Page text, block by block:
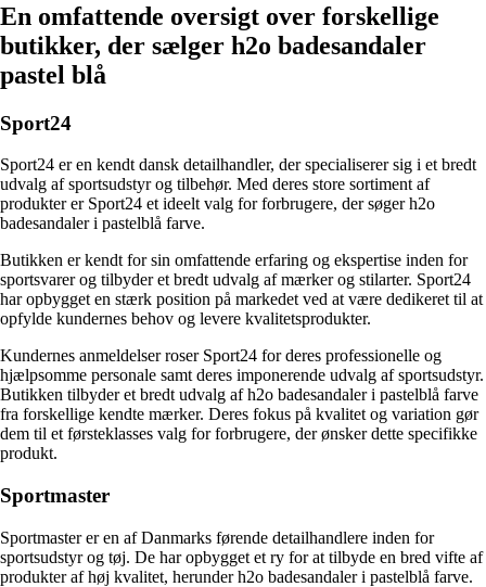
En omfattende oversigt over forskellige
butikker, der sælger h2o badesandaler
pastel blå
Sport24
Sport24 er en kendt dansk detailhandler, der specialiserer sig i et bredt
udvalg af sportsudstyr og tilbehør. Med deres store sortiment af
produkter er Sport24 et ideelt valg for forbrugere, der søger h2o
badesandaler i pastelblå farve.
Butikken er kendt for sin omfattende erfaring og ekspertise inden for
sportsvarer og tilbyder et bredt udvalg af mærker og stilarter. Sport24
har opbygget en stærk position på markedet ved at være dedikeret til at
opfylde kundernes behov og levere kvalitetsprodukter.
Kundernes anmeldelser roser Sport24 for deres professionelle og
hjælpsomme personale samt deres imponerende udvalg af sportsudstyr.
Butikken tilbyder et bredt udvalg af h2o badesandaler i pastelblå farve
fra forskellige kendte mærker. Deres fokus på kvalitet og variation gør
dem til et førsteklasses valg for forbrugere, der ønsker dette specifikke
produkt.
Sportmaster
Sportmaster er en af ​​Danmarks førende detailhandlere inden for
sportsudstyr og tøj. De har opbygget et ry for at tilbyde en bred vifte af
produkter af høj kvalitet, herunder h2o badesandaler i pastelblå farve.